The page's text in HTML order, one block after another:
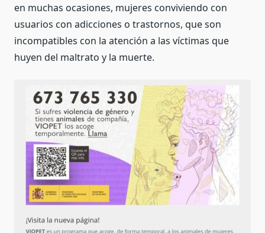
en muchas ocasiones, mujeres conviviendo con
usuarios con adicciones o trastornos, que son
incompatibles con la atención a las víctimas que
huyen del maltrato y la muerte.